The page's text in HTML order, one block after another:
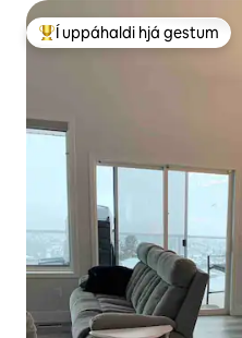
Í mestu uppáhaldi hjá gestum
Í uppáhaldi hjá gestum